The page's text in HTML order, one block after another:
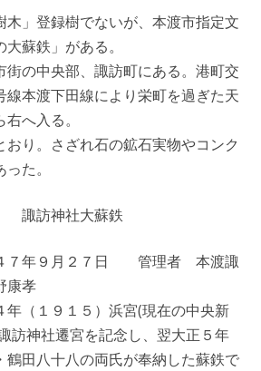
木」登録樹でないが、本渡市指定文
蘇鉄」がある。
街の中央部、諏訪町にある。港町交
線本渡下田線により栄町を過ぎた天
へ入る。
り。さざれ石の鉱石実物やコンク
た。
諏訪神社大蘇鉄
７年９月２７日 管理者 本渡諏
孝
年（１９１５）浜宮(現在の中央新
訪神社遷宮を記念し、翌大正５年
鶴田八十八の両氏が奉納した蘇鉄で